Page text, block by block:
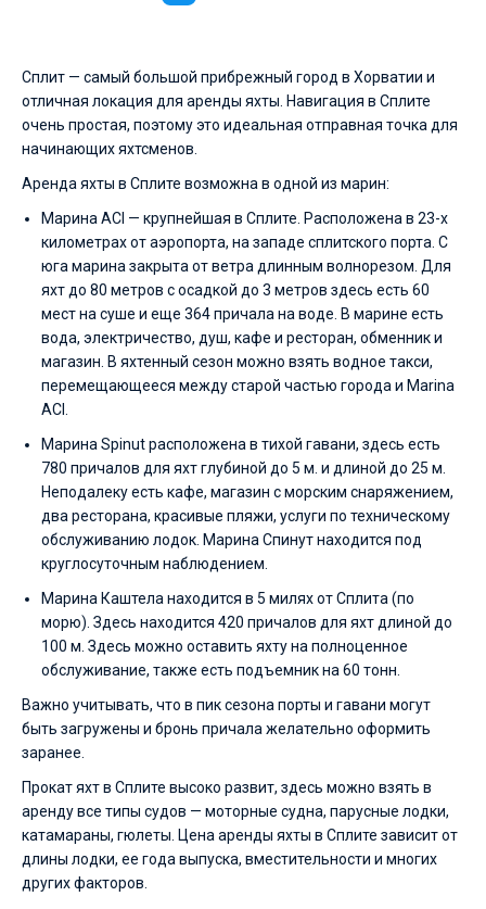
Сплит — самый большой прибрежный город в Хорватии и
отличная локация для аренды яхты. Навигация в Сплите
очень простая, поэтому это идеальная отправная точка для
начинающих яхтсменов.
Аренда яхты в Сплите возможна в одной из марин:
Марина ACI — крупнейшая в Сплите. Расположена в 23-х
километрах от аэропорта, на западе сплитского порта. С
юга марина закрыта от ветра длинным волнорезом. Для
яхт до 80 метров с осадкой до 3 метров здесь есть 60
мест на суше и еще 364 причала на воде. В марине есть
вода, электричество, душ, кафе и ресторан, обменник и
магазин. В яхтенный сезон можно взять водное такси,
перемещающееся между старой частью города и Marina
ACI.
Марина Spinut расположена в тихой гавани, здесь есть
780 причалов для яхт глубиной до 5 м. и длиной до 25 м.
Неподалеку есть кафе, магазин с морским снаряжением,
два ресторана, красивые пляжи, услуги по техническому
обслуживанию лодок. Марина Спинут находится под
круглосуточным наблюдением.
Марина Каштела находится в 5 милях от Сплита (по
морю). Здесь находится 420 причалов для яхт длиной до
100 м. Здесь можно оставить яхту на полноценное
обслуживание, также есть подъемник на 60 тонн.
Важно учитывать, что в пик сезона порты и гавани могут
быть загружены и бронь причала желательно оформить
заранее.
Прокат яхт в Сплите высоко развит, здесь можно взять в
аренду все типы судов — моторные судна, парусные лодки,
катамараны, гюлеты. Цена аренды яхты в Сплите зависит от
длины лодки, ее года выпуска, вместительности и многих
других факторов.